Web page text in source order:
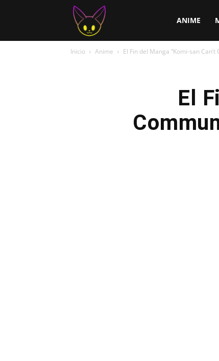
ANIME
Inicio Anime El Fin del Manga “Komi-san
El